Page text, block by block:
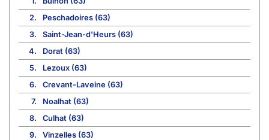
2.
Peschadoires (63)
3.
Saint-Jean-d'Heurs (63)
4.
Dorat (63)
5.
Lezoux (63)
6.
Crevant-Laveine (63)
7.
Noalhat (63)
8.
Culhat (63)
9.
Vinzelles (63)